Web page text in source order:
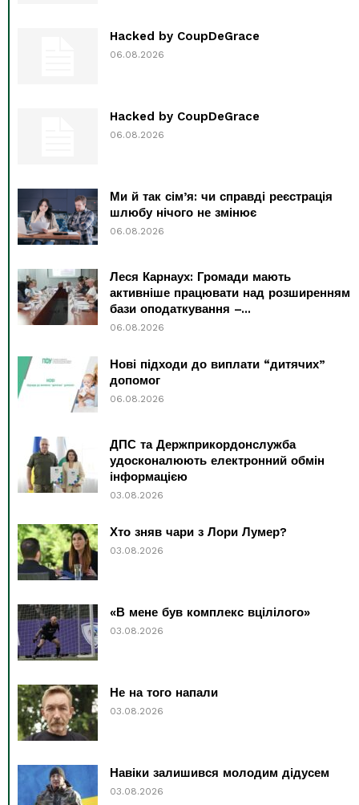
Hacked by CoupDeGrace
06.08.2026
Hacked by CoupDeGrace
06.08.2026
Ми й так сім’я: чи справді реєстрація
шлюбу нічого не змінює
06.08.2026
Леся Карнаух: Громади мають
активніше працювати над розширенням
бази оподаткування –...
06.08.2026
Нові підходи до виплати “дитячих”
допомог
06.08.2026
ДПС та Держприкордонслужба
удосконалюють електронний обмін
інформацією
03.08.2026
Хто зняв чари з Лори Лумер?
03.08.2026
«В мене був комплекс вцілілого»
03.08.2026
Не на того напали
03.08.2026
Навіки залишився молодим дідусем
03.08.2026